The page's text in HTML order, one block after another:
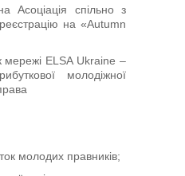
hoc
Асоціація спільно з
на «Autumn
мережі ELSA Ukraine –
молодіжної
молодих правників;